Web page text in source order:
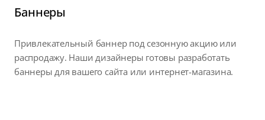
Баннеры
Привлекательный баннер под сезонную акцию или
распродажу. Наши дизайнеры готовы разработать
баннеры для вашего сайта или интернет-магазина.